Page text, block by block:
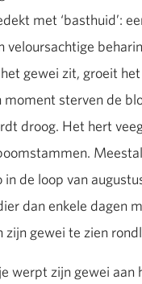
met ‘basthuid’:
veloursachtige
gewei zit, groeit
moment sterven de
droog. Het hert
in de loop van
dan enkele dagen
zijn gewei te zien
werpt zijn gewei aan